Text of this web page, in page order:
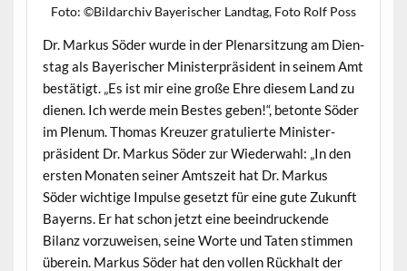
Foto: ©Bil­darchiv Bay­erisch­er Land­tag, Foto Rolf Poss
Dr. Markus Söder wurde in der Ple­nar­sitzung am Dien­
stag als Bay­erisch­er Min­is­ter­präsi­dent in seinem Amt
bestätigt. „Es ist mir eine große Ehre diesem Land zu
dienen. Ich werde mein Bestes geben!“, betonte Söder
im Plenum. Thomas Kreuzer grat­ulierte Min­is­ter­
präsi­dent Dr. Markus Söder zur Wieder­wahl: „In den
ersten Monat­en sein­er Amt­szeit hat Dr. Markus
Söder wichtige Impulse geset­zt für eine gute Zukun­ft
Bay­erns. Er hat schon jet­zt eine beein­druck­ende
Bilanz vorzuweisen, seine Worte und Tat­en stim­men
übere­in. Markus Söder hat den vollen Rück­halt der